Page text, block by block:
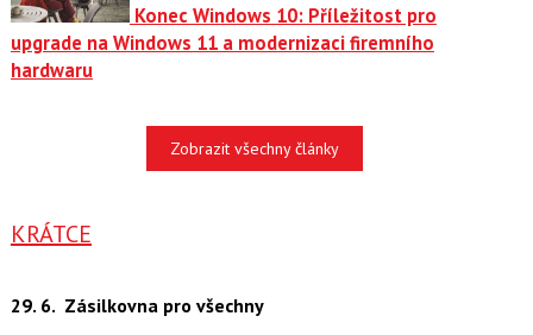
Konec Windows 10: Příležitost pro
upgrade na Windows 11 a modernizaci firemního
hardwaru
Zobrazit všechny články
KRÁTCE
29. 6. Zásilkovna pro všechny